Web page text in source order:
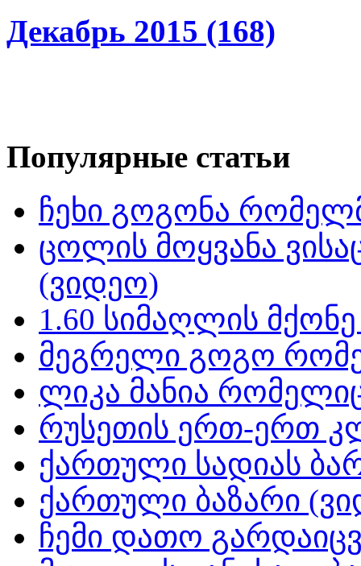
Декабрь 2015 (168)
Популярные статьи
ჩეხი გოგონა
ცოლის მოყვანა
(ვიდეო)
1.60 სიმაღლის
მეგრელი გოგო
ლიკა მანია
რუსეთის ერთ-ერთ
ქართული სადიას
ქართული ბაზარი
ჩემი დათო